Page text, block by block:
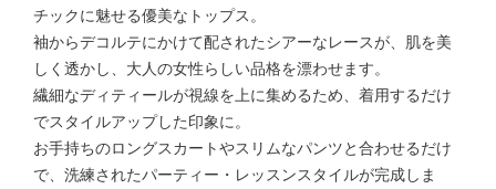
チックに魅せる優美なトップス。
袖からデコルテにかけて配されたシアーなレースが、肌を美
しく透かし、大人の女性らしい品格を漂わせます。
繊細なディティールが視線を上に集めるため、着用するだけ
でスタイルアップした印象に。
お手持ちのロングスカートやスリムなパンツと合わせるだけ
で、洗練されたパーティー・レッスンスタイルが完成しま